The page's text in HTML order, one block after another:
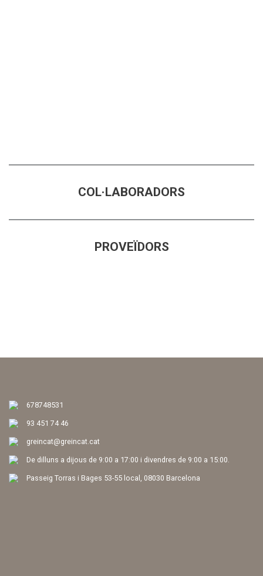
COL·LABORADORS
PROVEÏDORS
678748531
93 451 74 46
greincat@greincat.cat
De dilluns a dijous de 9:00 a 17:00 i divendres de 9:00 a 15:00.
Passeig Torras i Bages 53-55 local, 08030 Barcelona